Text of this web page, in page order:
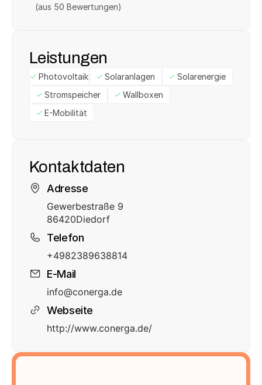
(aus 50 Bewertungen)
Leistungen
Photovoltaik Solaranlagen
Solarenergie
Stromspeicher
Wallboxen
E-Mobilität
Kontaktdaten
Adresse
Gewerbestraße 9
86420Diedorf
Telefon
+4982389638814
E-Mail
info@conerga.de
Webseite
http://www.conerga.de/